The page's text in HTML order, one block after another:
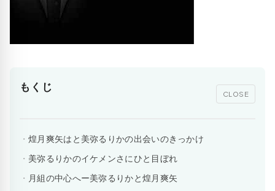
もくじ
CLOSE
煌月爽矢はと美弥るりかの出会いのきっかけ
美弥るりかのイケメンさにひと目ぼれ
月組の中心へー美弥るりかと煌月爽矢